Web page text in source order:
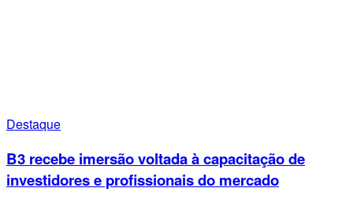
Destaque
B3 recebe imersão voltada à capacitação de
investidores e profissionais do mercado